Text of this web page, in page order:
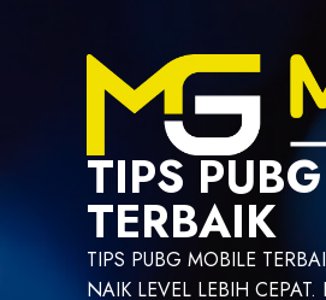
TIPS
TERBAIK
TIPS PUBG MOBILE
NAIK LEVEL LEBIH